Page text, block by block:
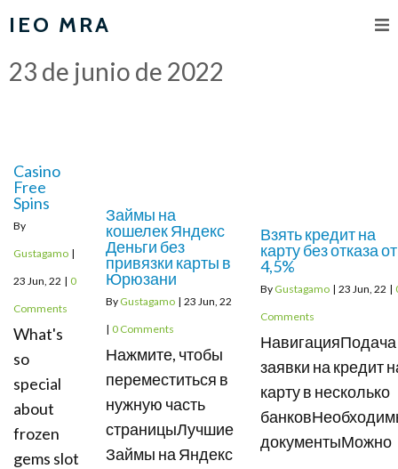
IEO MRA
23 de junio de 2022
Casino
Free
Spins
By
Gustagamo |
23 Jun, 22 | 0
Comments
What's
so
special
about
frozen
gems slot
Займы на
кошелек Яндекс
Деньги без
привязки карты в
Юрюзани
By Gustagamo | 23 Jun, 22
| 0 Comments
Нажмите, чтобы
переместиться в
нужную часть
страницыЛучшие
Займы на Яндекс
Взять кредит на
карту без отказа от
4,5%
By Gustagamo | 23 Jun, 22 |
Comments
НавигацияПодача
заявки на кредит
карту в несколько
документыМожно